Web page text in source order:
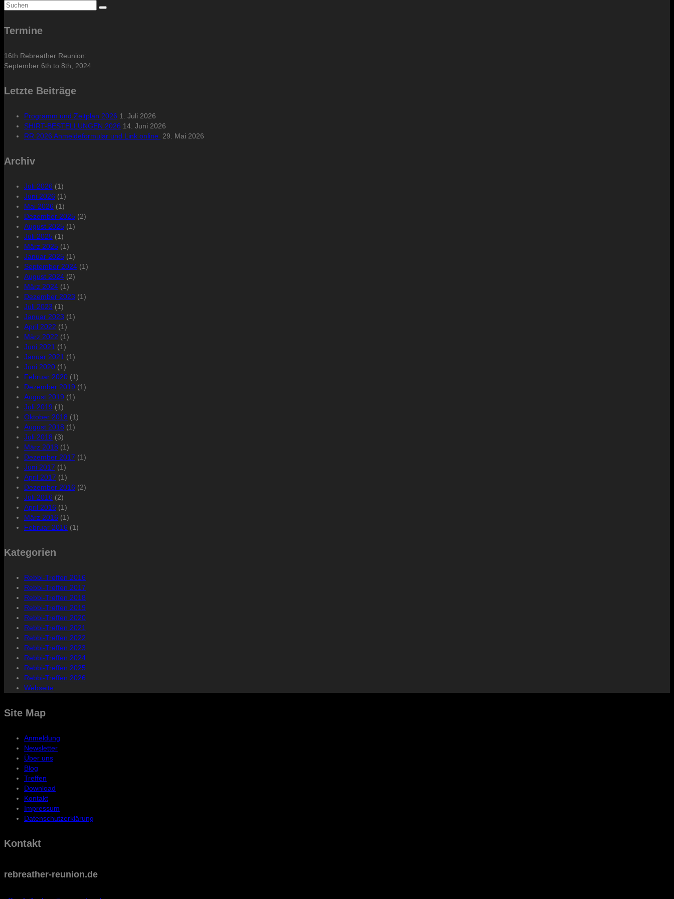
Suche
Termine
16th Rebreather Reunion:
September 6th to 8th, 2024
Letzte Beiträge
Programm und Zeitplan 2026 1. Juli 2026
SHIRT-BESTELLUNGEN 2026 14. Juni 2026
RR 2026 Anmeldeformular und Link online 29. Mai 2026
Archiv
Juli 2026 (1)
Juni 2026 (1)
Mai 2026 (1)
Dezember 2025 (2)
August 2025 (1)
Juli 2025 (1)
März 2025 (1)
Januar 2025 (1)
September 2024 (1)
August 2024 (2)
März 2024 (1)
Dezember 2023 (1)
Juli 2023 (1)
Januar 2023 (1)
April 2022 (1)
März 2022 (1)
Juni 2021 (1)
Januar 2021 (1)
Juni 2020 (1)
Februar 2020 (1)
Dezember 2019 (1)
August 2019 (1)
Juli 2019 (1)
Oktober 2018 (1)
August 2018 (1)
Juli 2018 (3)
März 2018 (1)
Dezember 2017 (1)
Juni 2017 (1)
April 2017 (1)
Dezember 2016 (2)
Juli 2016 (2)
April 2016 (1)
März 2016 (1)
Februar 2016 (1)
Kategorien
Rebbi-Treffen 2016
Rebbi-Treffen 2017
Rebbi-Treffen 2018
Rebbi-Treffen 2019
Rebbi-Treffen 2020
Rebbi-Treffen 2021
Rebbi-Treffen 2022
Rebbi-Treffen 2023
Rebbi-Treffen 2024
Rebbi-Treffen 2025
Rebbi-Treffen 2026
Webseite
Site Map
Anmeldung
Newsletter
Über uns
Blog
Treffen
Download
Kontakt
Impressum
Datenschutzerklärung
Kontakt
rebreather-reunion.de